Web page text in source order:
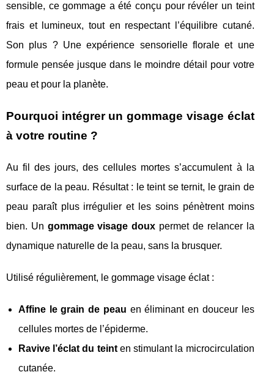
sensible, ce gommage a été conçu pour révéler un teint
frais et lumineux, tout en respectant l’équilibre cutané.
Son plus ? Une expérience sensorielle florale et une
formule pensée jusque dans le moindre détail pour votre
peau et pour la planète.
Pourquoi intégrer un gommage visage éclat
à votre routine ?
Au fil des jours, des cellules mortes s’accumulent à la
surface de la peau. Résultat : le teint se ternit, le grain de
peau paraît plus irrégulier et les soins pénètrent moins
bien. Un gommage visage doux permet de relancer la
dynamique naturelle de la peau, sans la brusquer.
Utilisé régulièrement, le gommage visage éclat :
Affine le grain de peau en éliminant en douceur les
cellules mortes de l’épiderme.
Ravive l’éclat du teinten stimulant la microcirculation
cutanée.